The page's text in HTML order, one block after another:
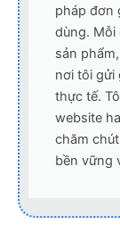
pháp đơn
dùng. Mỗi
sản
nơi tôi gửi
thực tế.
website
chăm
bền vững